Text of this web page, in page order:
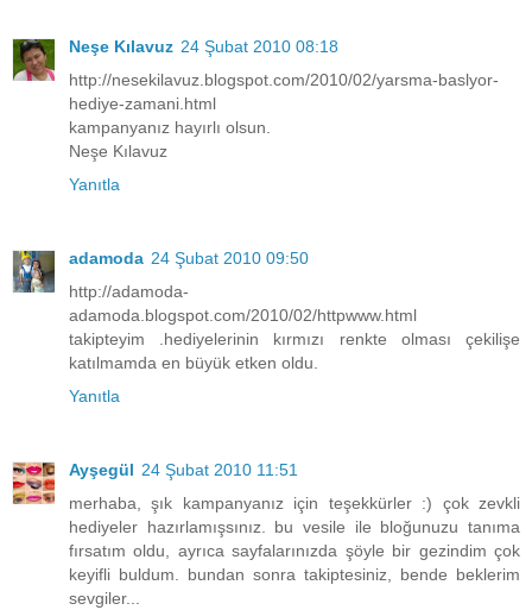
Neşe Kılavuz 24 Şubat 2010 08:18
http://nesekilavuz.blogspot.com/2010/02/yarsma-baslyor-
hediye-zamani.html
kampanyanız hayırlı olsun.
Neşe Kılavuz
Yanıtla
adamoda 24 Şubat 2010 09:50
http://adamoda-
adamoda.blogspot.com/2010/02/httpwww.html
takipteyim .hediyelerinin kırmızı renkte olması çekilişe
katılmamda en büyük etken oldu.
Yanıtla
Ayşegül 24 Şubat 2010 11:51
merhaba, şık kampanyanız için teşekkürler :) çok zevkli
hediyeler hazırlamışsınız. bu vesile ile bloğunuzu tanıma
fırsatım oldu, ayrıca sayfalarınızda şöyle bir gezindim çok
keyifli buldum. bundan sonra takiptesiniz, bende beklerim
sevgiler...